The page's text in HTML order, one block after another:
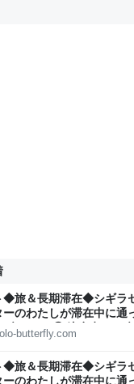
旅＆長期滞在◆シギラ
のわたしが滞在中に通
ランチ② 注意点アリ◆
古島のビーチリゾート◆
butterfly.com
旅＆長期滞在◆シギラ
のわたしが滞在中に通